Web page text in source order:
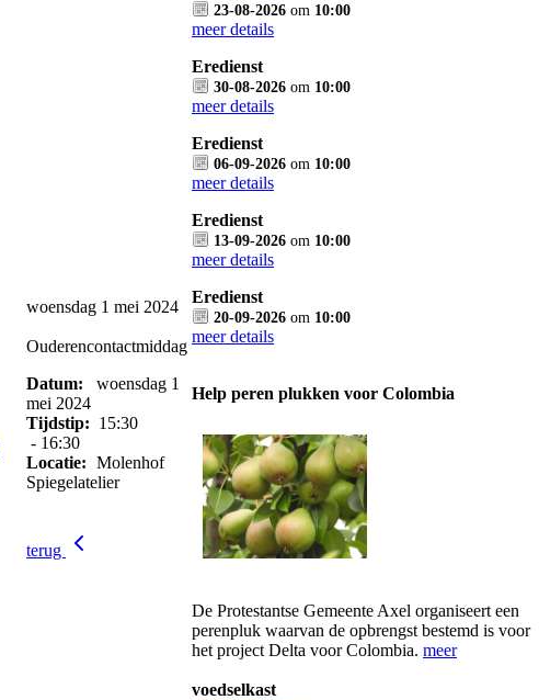
woensdag 1 mei 2024
Ouderencontactmiddag
Datum:
woensdag 1
mei 2024
Tijdstip: 15:30
- 16:30
Locatie: Molenhof
Spiegelatelier
terug
23-08-2026 om 10:00
meer details
Eredienst
30-08-2026 om 10:00
meer details
Eredienst
06-09-2026 om 10:00
meer details
Eredienst
13-09-2026 om 10:00
meer details
Eredienst
20-09-2026 om 10:00
meer details
Help peren plukken voor Colombia
De Protestantse Gemeente Axel organiseert een
perenpluk waarvan de opbrengst bestemd is voor
het project Delta voor Colombia. meer
voedselkast